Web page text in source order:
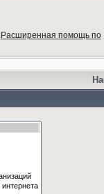
Расширенная помощь по